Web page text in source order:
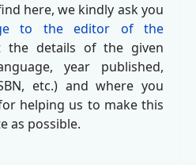
here, we kindly ask you
to the editor of the
the details of the given
year published,
etc.) and where you
helping us to make this
as possible.